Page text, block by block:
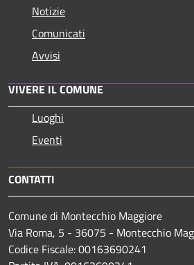
Notizie
Comunicati
Avvisi
VIVERE IL COMUNE
Luoghi
Eventi
CONTATTI
Comune di Montecchio Maggiore
Via Roma, 5 - 36075 - Montecchio
Codice Fiscale: 00163690241